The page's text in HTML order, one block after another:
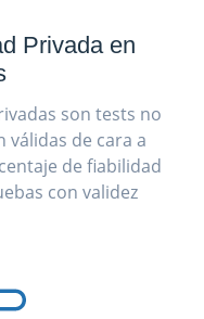
Privada en
son tests no
válidas de cara a
de fiabilidad
con validez